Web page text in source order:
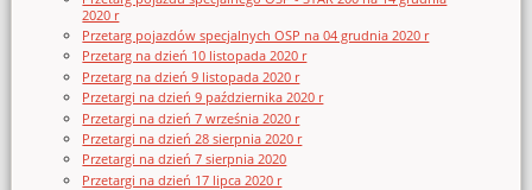
2020 r
Przetarg pojazdów specjalnych OSP na 04 grudnia 2020 r
Przetarg na dzień 10 listopada 2020 r
Przetarg na dzień 9 listopada 2020 r
Przetargi na dzień 9 października 2020 r
Przetargi na dzień 7 września 2020 r
Przetargi na dzień 28 sierpnia 2020 r
Przetargi na dzień 7 sierpnia 2020
Przetargi na dzień 17 lipca 2020 r